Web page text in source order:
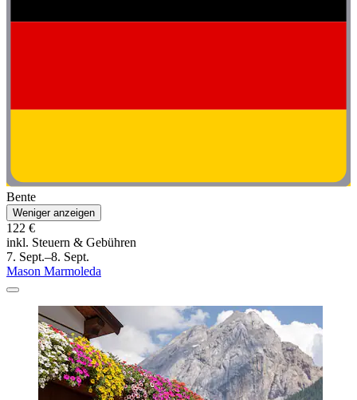
Bente
Weniger anzeigen
122 €
inkl. Steuern & Gebühren
7. Sept.–8. Sept.
Mason Marmoleda